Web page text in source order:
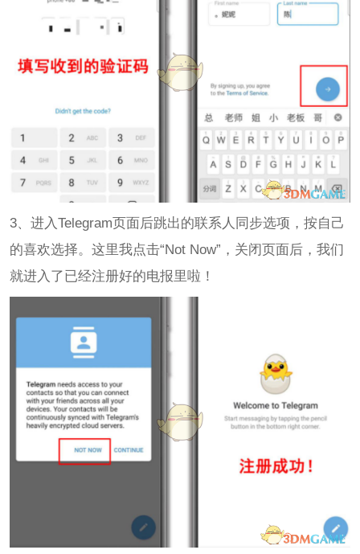
3、进入Telegram页面后跳出的联系人同步选项，按自己
的喜欢选择。这里我点击“Not Now”，关闭页面后，我们
就进入了已经注册好的电报里啦！